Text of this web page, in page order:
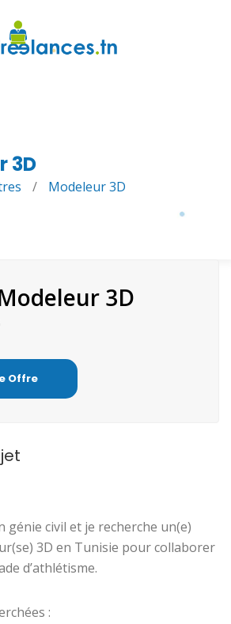
3D
/ Modeleur 3D
3D
Offre
génie civil et je recherche un(e)
3D en Tunisie pour collaborer
d’athlétisme.
: